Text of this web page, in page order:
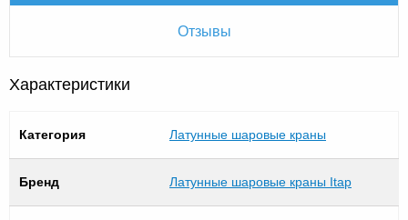
Отзывы
Характеристики
Категория Латунные шаровые краны
Бренд Латунные шаровые краны Itap